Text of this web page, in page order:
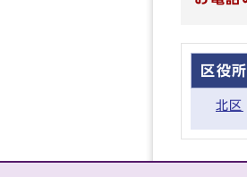
区役
北区